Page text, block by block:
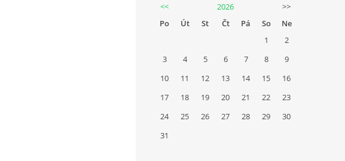
<<
2026
>>
Po
Út St Čt Pá So
Ne
1
2
3
4 5 6 7 8
9
10
11 12 13 14 15
16
17
18 19 20 21 22
23
24
25 26 27 28 29
30
31